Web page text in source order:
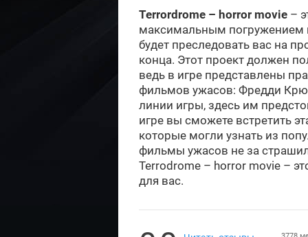
Terrordrome – horror movie–
максимальным погружением
будет преследовать вас на
конца. Этот проект должен
ведь в игре представлены
фильмов ужасов: Фредди
линии игры, здесь им
игре вы сможете встретить
которые могли узнать из
фильмы ужасов не за
Terrodrome – horror movie –
для вас.